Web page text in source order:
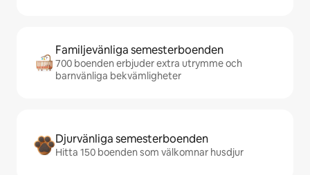
Familjevänliga semesterboenden
700 boenden erbjuder extra utrymme och
barnvänliga bekvämligheter
Djurvänliga semesterboenden
Hitta 150 boenden som välkomnar husdjur